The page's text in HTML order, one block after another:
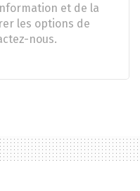
et de la
les options de
nous.